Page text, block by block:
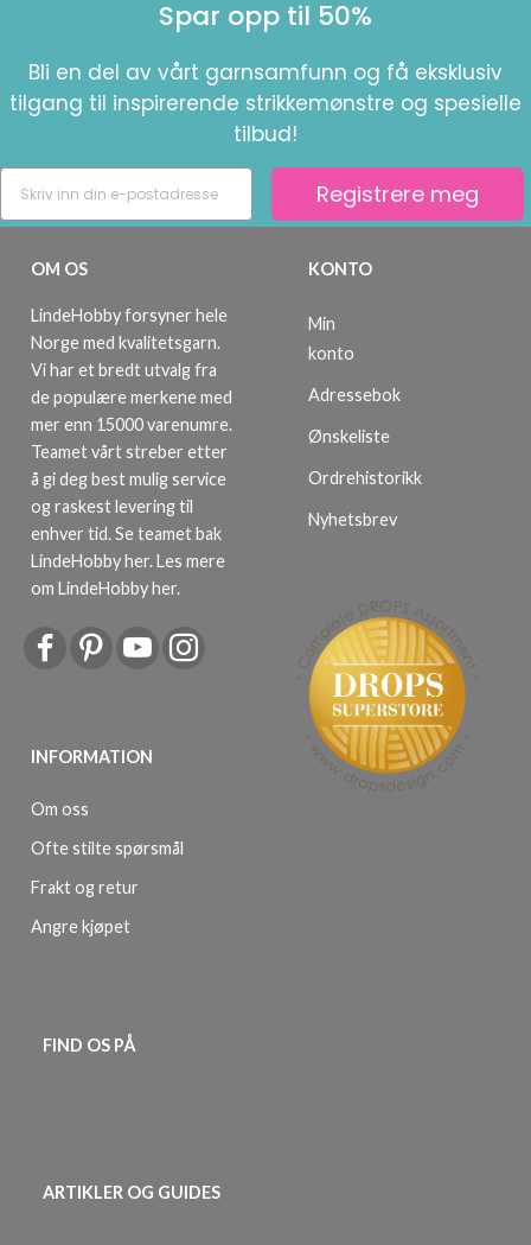
Spar opp til 50%
Bli en del av vårt garnsamfunn og få eksklusiv
tilgang til inspirerende strikkemønstre og spesielle
tilbud!
Registrere meg
OM OS
LindeHobby forsyner hele
Norge med kvalitetsgarn.
Vi har et bredt utvalg fra
de populære merkene med
mer enn 15000 varenumre.
Teamet vårt streber etter
å gi deg best mulig service
og raskest levering til
enhver tid. Se teamet bak
LindeHobby her.Les mere
om LindeHobby her.
INFORMATION
Om oss
Ofte stilte spørsmål
Frakt og retur
Angre kjøpet
KONTO
Min
konto
Adressebok
Ønskeliste
Ordrehistorikk
Nyhetsbrev
FIND OS PÅ
ARTIKLER OG GUIDES